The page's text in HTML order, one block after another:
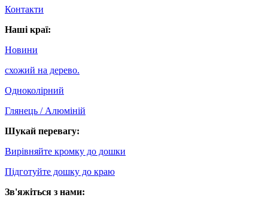
Контакти
Наші краї:
Новини
схожий на дерево.
Одноколірний
Глянець / Алюміній
Шукай перевагу:
Вирівняйте кромку до дошки
Підготуйте дошку до краю
Зв'яжіться з нами: